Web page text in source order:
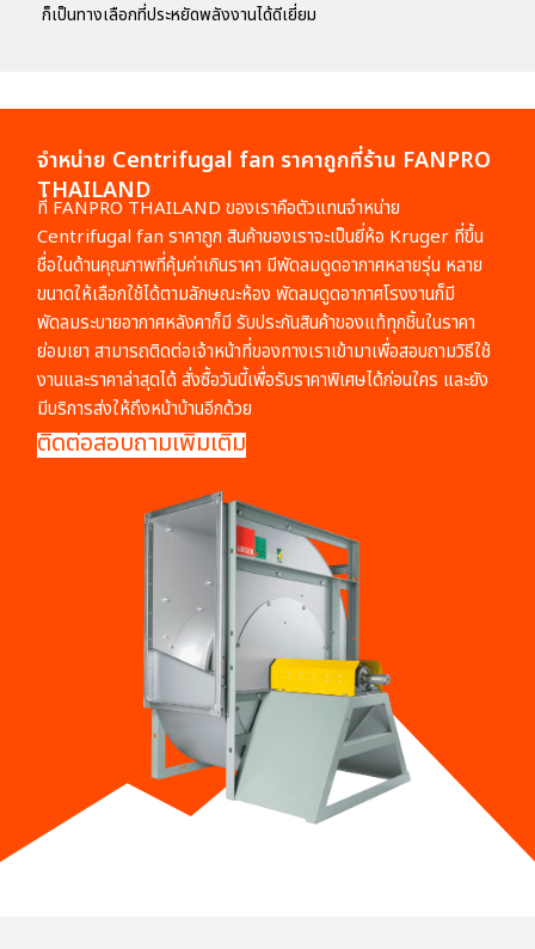
ก็เป็นทางเลือกที่ประหยัดพลังงานได้ดีเยี่ยม
จำหน่าย Centrifugal fan ราคาถูกที่ร้าน FANPRO
THAILAND
ที่ FANPRO THAILAND ของเราคือตัวแทนจำหน่าย
Centrifugal fan ราคาถูก สินค้าของเราจะเป็นยี่ห้อ Kruger ที่ขึ้น
ชื่อในด้านคุณภาพที่คุ้มค่าเกินราคา มีพัดลมดูดอากาศหลายรุ่น หลาย
ขนาดให้เลือกใช้ได้ตามลักษณะห้อง พัดลมดูดอากาศโรงงานก็มี
พัดลมระบายอากาศหลังคาก็มี รับประกันสินค้าของแท้ทุกชิ้นในราคา
ย่อมเยา สามารถติดต่อเจ้าหน้าที่ของทางเราเข้ามาเพื่อสอบถามวิธีใช้
งานและราคาล่าสุดได้ สั่งซื้อวันนี้เพื่อรับราคาพิเศษได้ก่อนใคร และยัง
มีบริการส่งให้ถึงหน้าบ้านอีกด้วย
ติดต่อสอบถามเพิ่มเติม